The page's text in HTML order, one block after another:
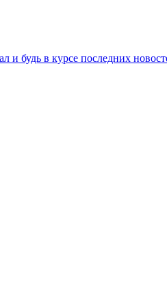
и будь в курсе последних